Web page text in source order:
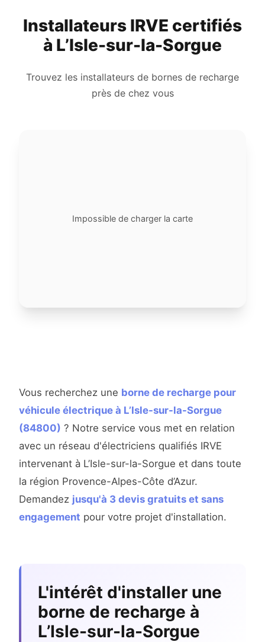
Installateurs IRVE certifiés
à L’Isle-sur-la-Sorgue
Trouvez les installateurs de bornes de recharge
près de chez vous
Impossible de charger la carte
Vous recherchez une borne de recharge pour
véhicule électrique à L’Isle-sur-la-Sorgue
(84800) ? Notre service vous met en relation
avec un réseau d'électriciens qualifiés IRVE
intervenant à L’Isle-sur-la-Sorgue et dans toute
la région Provence-Alpes-Côte d’Azur.
Demandez jusqu'à 3 devis gratuits et sans
engagement pour votre projet d'installation.
L'intérêt d'installer une
borne de recharge à
L’Isle-sur-la-Sorgue